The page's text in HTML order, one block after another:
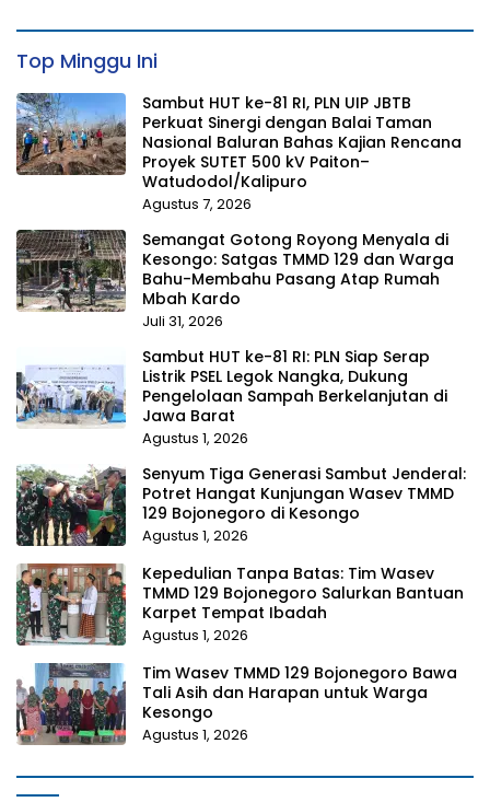
Top Minggu Ini
Sambut HUT ke-81 RI, PLN UIP JBTB
Perkuat Sinergi dengan Balai Taman
Nasional Baluran Bahas Kajian Rencana
Proyek SUTET 500 kV Paiton–
Watudodol/Kalipuro
Agustus 7, 2026
Semangat Gotong Royong Menyala di
Kesongo: Satgas TMMD 129 dan Warga
Bahu-Membahu Pasang Atap Rumah
Mbah Kardo
Juli 31, 2026
Sambut HUT ke-81 RI: PLN Siap Serap
Listrik PSEL Legok Nangka, Dukung
Pengelolaan Sampah Berkelanjutan di
Jawa Barat
Agustus 1, 2026
Senyum Tiga Generasi Sambut Jenderal:
Potret Hangat Kunjungan Wasev TMMD
129 Bojonegoro di Kesongo
Agustus 1, 2026
Kepedulian Tanpa Batas: Tim Wasev
TMMD 129 Bojonegoro Salurkan Bantuan
Karpet Tempat Ibadah
Agustus 1, 2026
Tim Wasev TMMD 129 Bojonegoro Bawa
Tali Asih dan Harapan untuk Warga
Kesongo
Agustus 1, 2026